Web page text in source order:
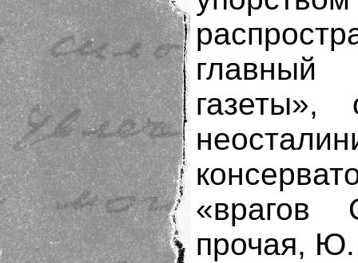
главный
«врагов
прочая,